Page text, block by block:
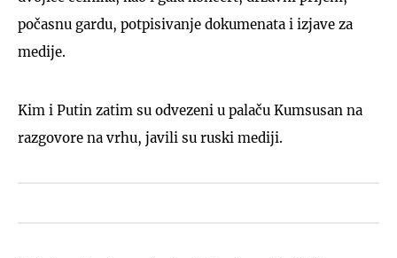
počasnu gardu, potpisivanje dokumenata i izjave za
medije.
Kim i Putin zatim su odvezeni u palaču Kumsusan na
razgovore na vrhu, javili su ruski mediji.